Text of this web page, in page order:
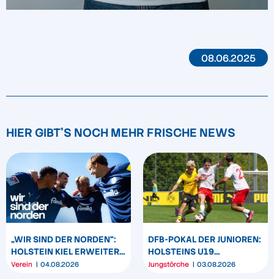
08.06.2025
HIER GIBT'S NOCH MEHR FRISCHE NEWS
„WIR SIND DER NORDEN“:
HOLSTEIN KIEL ERWEITERT
SEIN MARKENBILD
Verein 04.08.2026
DFB-POKAL DER JUNIOREN:
HOLSTEINS U19
TRIUMPHIERT IN
Jungstörche 03.08.2026